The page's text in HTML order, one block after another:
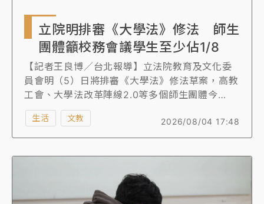
立院明排審《大學法》修法 師生
團體籲校務會議學生至少佔1/8
【記者王良博／台北報導】立法院教育及文化委
員會明（5）日將排審《大學法》修法草案，高教
工會、大學法改革陣線2.0等多個師生團體今
（4）日提出5項修法訴求，包含校長遴選應不分
公私校均保障師生參與、校務會議學生代表至少
1/8以上、檢討現行教師評鑑制度等。
2026/08/04 17:48
生活 文教